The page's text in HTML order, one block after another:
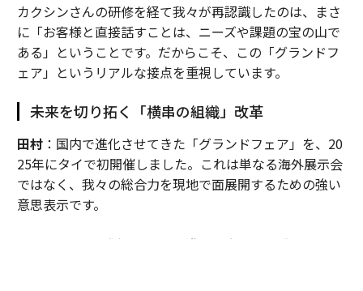
カクシンさんの研修を経て我々が再認識したのは、まさ
に「お客様と直接話すことは、ニーズや課題の宝の山で
ある」ということです。だからこそ、この「グランドフ
ェア」というリアルな接点を重視しています。
未来を切り拓く「横串の組織」改革
田村：国内で進化させてきた「グランドフェア」を、20
25年にタイで初開催しました。これは単なる海外展示会
ではなく、我々の総合力を現地で面展開するための強い
意思表示です。
これまでは日系製造業の海外進出に合わせ、「モノづく